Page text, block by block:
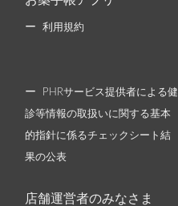
利用規約
PHRサービス提供者による健
診等情報の取扱いに関する基本
的指針に係るチェックシート結
果の公表
店舗運営者のみなさま